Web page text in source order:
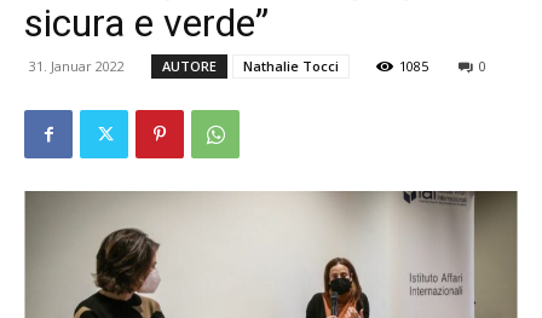
sicura e verde”
31. Januar 2022 AUTORE Nathalie Tocci 1085 0